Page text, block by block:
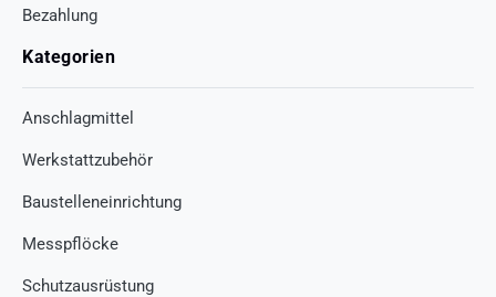
Bezahlung
Kategorien
Anschlagmittel
Werkstattzubehör
Baustelleneinrichtung
Messpflöcke
Schutzausrüstung